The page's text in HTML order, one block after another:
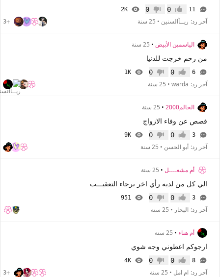
11 إعجاب0 عدم إعجاب
0
2K
آخر رد: ريــآالسنين • 25 سنة +3
الياسمين الأبيض • 25 سنة
من رحم خرجت للدنيا
6 إعجاب0 عدم إعجاب
0
1K
آخر رد: warda
• 25 سنة
الحالم2000 • 25 سنة
قصص عن وفاء الازواج
3 إعجاب0 عدم إعجاب
0
9K
آخر رد: أبو الحسن • 25 سنة
أم مشعــــل • 25 سنة
الي كل من لديه رأي اخر برجاء التعقيـــب
3 إعجاب0 عدم إعجاب
0
951
آخر رد: البحار • 25 سنة
أم هناء • 25 سنة
ارجوكم اعطوني وجه شوي
8 إعجاب0 عدم إعجاب
0
4K
آخر رد: ام امل • 25 سنة +3